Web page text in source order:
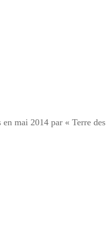
mai 2014 par « Terre des